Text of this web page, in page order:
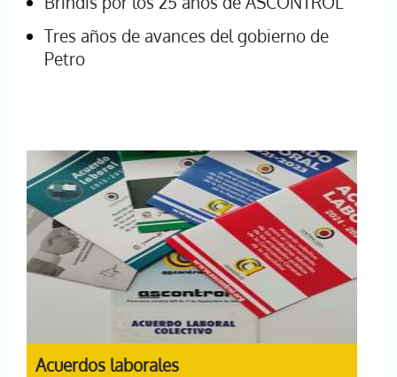
Tres años de avances del gobierno de
Petro
Acuerdos laborales